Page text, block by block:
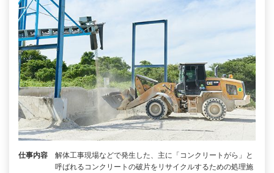
仕事内容
解体工事現場などで発生した、主に「コンクリートがら」と
呼ばれるコンクリートの破片をリサイクルするための処理施